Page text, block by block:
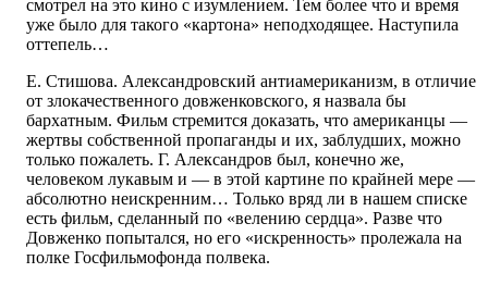
смотрел на это кино с изумлением. Тем более что и время
уже было для такого «картона» неподходящее. Наступила
оттепель…
Е. Стишова. Александровский антиамериканизм, в отличие
от злокачественного довженковского, я назвала бы
бархатным. Фильм стремится доказать, что американцы —
жертвы собственной пропаганды и их, заблудших, можно
только пожалеть. Г. Александров был, конечно же,
человеком лукавым и — в этой картине по крайней мере —
абсолютно неискренним… Только вряд ли в нашем списке
есть фильм, сделанный по «велению сердца». Разве что
Довженко попытался, но его «искренность» пролежала на
полке Госфильмофонда полвека.